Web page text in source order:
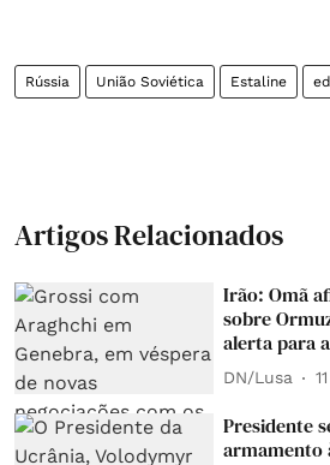
Rússia União Soviética Estaline
Artigos Relacionados
Irão: Omã
sobre
alerta para
DN/Lusa
Presidente
armamento